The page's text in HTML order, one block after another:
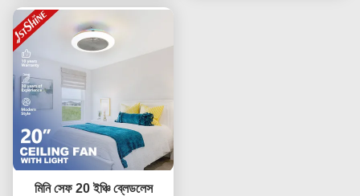
মিনি সেফ 20 ইঞ্চি ব্লেডলেস